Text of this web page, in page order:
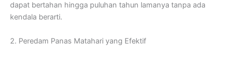
dapat bertahan hingga puluhan tahun lamanya tanpa ada
kendala berarti.
2. Peredam Panas Matahari yang Efektif